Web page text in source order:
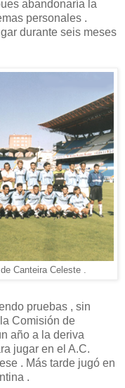
abandonaría la
personales .
durante seis meses
Canteira Celeste .
pruebas , sin
Comisión de
año a la deriva
jugar en el A.C.
. Más tarde jugó en
.